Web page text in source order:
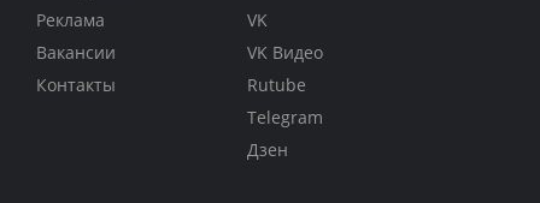
Реклама
Вакансии
Контакты
VK
VK Видео
Rutube
Telegram
Дзен